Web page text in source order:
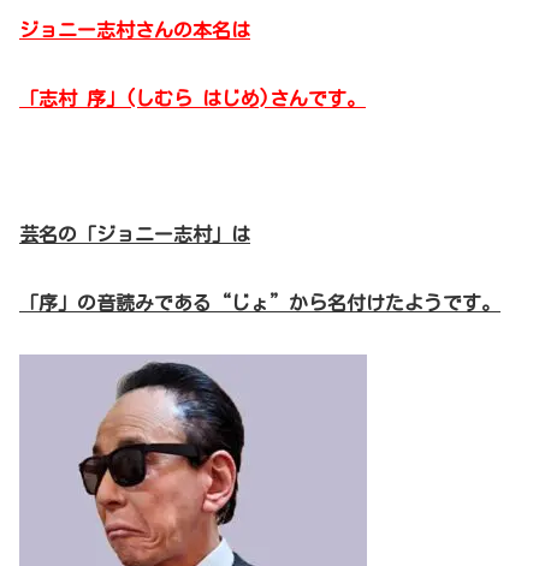
ジョニー志村さんの本名は
「志村 序」(しむら はじめ)さんです。
芸名の「ジョニー志村」は
「序」の音読みである“じょ”から名付けたようです。